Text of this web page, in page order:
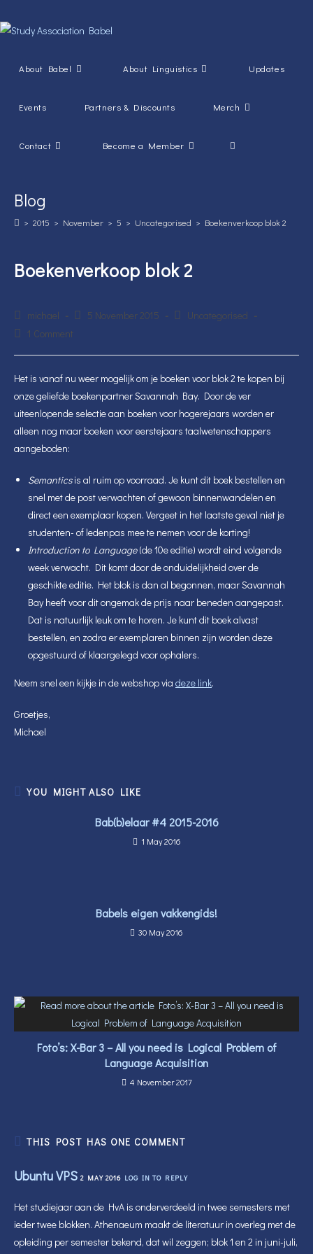
to
About Babel About Linguistics Updates
Events Partners & Discounts Merch
Contact Become a Member Toggle
search
Blog
> 2015 > November > 5 > Uncategorised > Boekenverkoop blok 2
Boekenverkoop blok 2
Post
author:
michael
Post5 November 2015
PostUncategorised
Post1 Comment
Het is vanaf nu weer mogelijk om je boeken voor blok 2 te kopen bij
onze geliefde boekenpartner Savannah Bay. Door de ver
uiteenlopende selectie aan boeken voor hogerejaars worden er
alleen nog maar boeken voor eerstejaars taalwetenschappers
aangeboden:
Semanticsis al ruim op voorraad. Je kunt dit boek bestellen en
snel met de post verwachten of gewoon binnenwandelen en
direct een exemplaar kopen. Vergeet in het laatste geval niet je
studenten- of ledenpas mee te nemen voor de korting!
Introduction to Language(de 10e editie) wordt eind volgende
week verwacht. Dit komt door de onduidelijkheid over de
geschikte editie. Het blok is dan al begonnen, maar Savannah
Bay heeft voor dit ongemak de prijs naar beneden aangepast.
Dat is natuurlijk leuk om te horen. Je kunt dit boek alvast
bestellen, en zodra er exemplaren binnen zijn worden deze
opgestuurd of klaargelegd voor ophalers.
Neem snel een kijkje in de webshop via deze link.
Groetjes,
Michael
YOU MIGHT ALSO LIKE
Bab(b)elaar #4 2015-2016
1 May 2016
Babels eigen vakkengids!
30 May 2016
Foto’s: X-Bar 3 – All you need is Logical Problem of
Language Acquisition
4 November 2017
THIS POST HAS ONE COMMENT
Ubuntu VPS 2 MAY 2016 LOG IN TO REPLY
Het studiejaar aan de HvA is onderverdeeld in twee semesters met
ieder twee blokken. Athenaeum maakt de literatuur in overleg met de
opleiding per semester bekend, dat wil zeggen; blok 1 en 2 in juni-juli,